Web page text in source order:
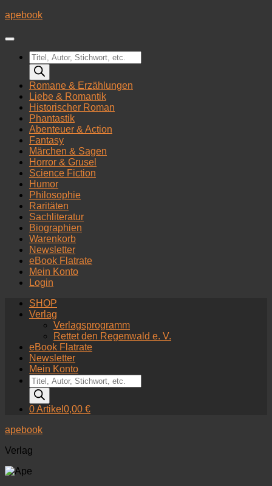
Zum
springen
apebook
Products
search
Romane & Erzählungen
Liebe & Romantik
Historischer Roman
Phantastik
Abenteuer & Action
Fantasy
Märchen & Sagen
Horror & Grusel
Science Fiction
Humor
Philosophie
Raritäten
Sachliteratur
Biographien
Warenkorb
Newsletter
eBook Flatrate
Mein Konto
Login
SHOP
Verlag
Verlagsprogramm
Rettet den Regenwald e. V.
eBook Flatrate
Newsletter
Mein Konto
Products
search
0 Artikel 0,00 €
apebook
Verlag